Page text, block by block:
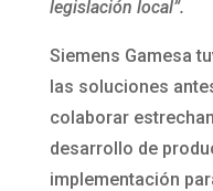
legislación local”.
Siemens Gamesa
las soluciones
colaborar
desarrollo de
implementación